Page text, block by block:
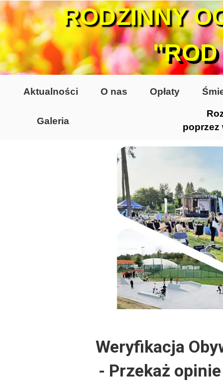
poprzez
Galeria
Lata 70-te, lata 80-te
Altany lata 70-te, 80-te
Dzień Działkowca 2005
Dzień Działkowca 2006
Dzień Działkowca 2012
Protest w Warszawie 2013
Protest w Bydgoszczy 2013
Dzień Działkowca 2014
Dzień Działkowca 2015
Aktualności O nas Opłaty
RODZINNY
Weryfikacja
- Przekaż